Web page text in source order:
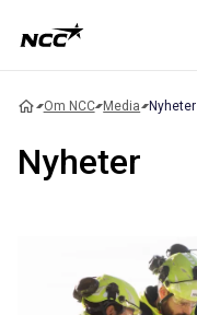
Om NCC Media Nyheter
Nyheter